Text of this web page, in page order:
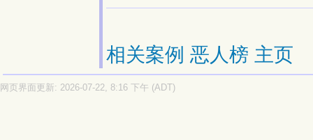
相关案例 恶人榜 主页
网页界面更新: 2026-07-22, 8:16 下午 (ADT)